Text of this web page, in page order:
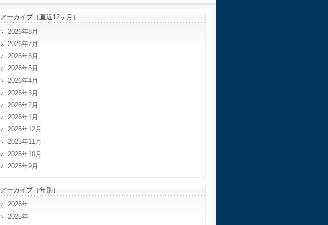
アーカイブ（直近12ヶ月）
2026年8月
2026年7月
2026年6月
2026年5月
2026年4月
2026年3月
2026年2月
2026年1月
2025年12月
2025年11月
2025年10月
2025年9月
アーカイブ（年別）
2026
2025